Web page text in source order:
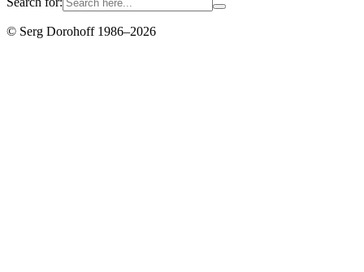
© Serg Dorohoff 1986–2026